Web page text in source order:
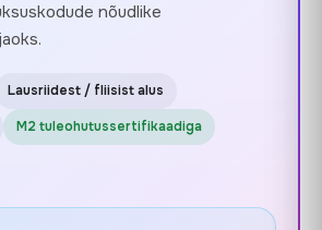
nõudlike
Lausriidest / fliisist alus
M2 tuleohutussertifikaadiga